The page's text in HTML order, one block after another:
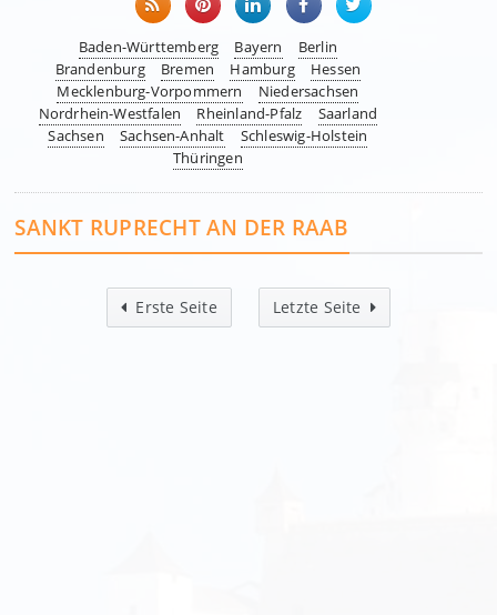
Baden-Württemberg Bayern
Berlin
Brandenburg
Bremen Hamburg
Hessen
Mecklenburg-Vorpommern
Niedersachsen
Nordrhein-Westfalen
Rheinland-Pfalz
Saarland
Sachsen
Sachsen-Anhalt
Schleswig-Holstein
Thüringen
SANKT RUPRECHT AN DER RAAB
Erste Seite Letzte Seite